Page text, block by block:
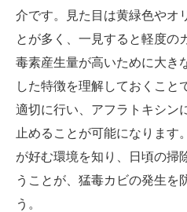
介です。見た目は黄緑色やオ
とが多く、一見すると軽度の
毒素産生量が高いために大き
した特徴を理解しておくこと
適切に行い、アフラトキシン
止めることが可能になります
が好む環境を知り、日頃の掃
うことが、猛毒カビの発生を
う。